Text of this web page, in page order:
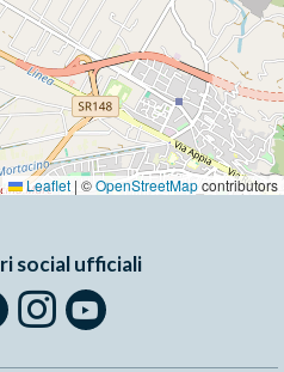
Leaflet | ©OpenStreetMapcontributors
social ufficiali